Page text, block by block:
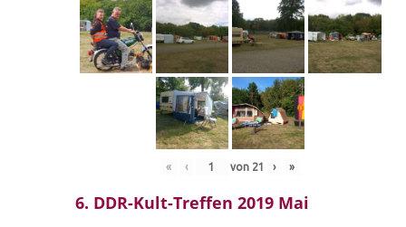
« ‹ von 21 › »
6. DDR-Kult-Treffen 2019 Mai